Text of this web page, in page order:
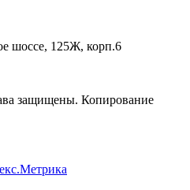
шоссе, 125Ж, корп.6
защищены. Копирование